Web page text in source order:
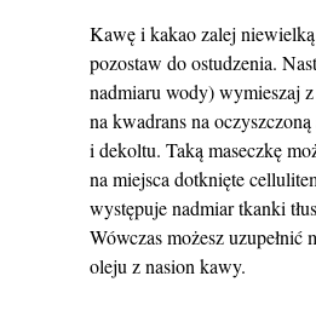
Kawę i kakao zalej
pozostaw do ostudzenia.
nadmiaru wody) wymieszaj
na kwadrans na
i dekoltu. Taką maseczkę
na miejsca dotknięte
występuje nadmiar tkanki
Wówczas możesz uzupełnić
oleju z nasion kawy.